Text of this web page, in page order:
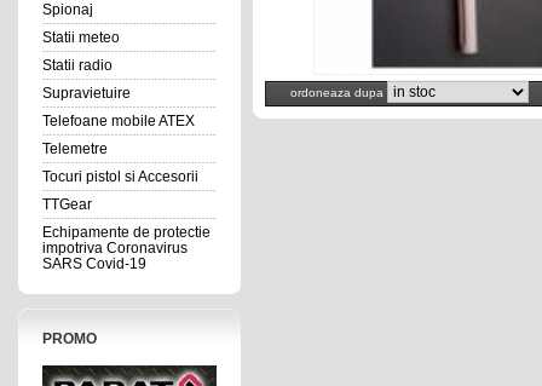
Spionaj
Statii meteo
Statii radio
Supravietuire
Telefoane mobile ATEX
Telemetre
Tocuri pistol si Accesorii
TTGear
Echipamente de protectie
impotriva Coronavirus
SARS Covid-19
PROMO
ordoneaza dupa